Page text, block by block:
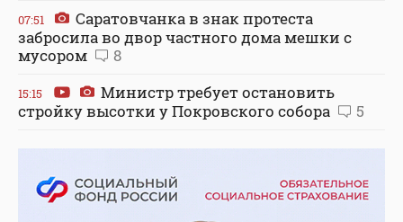
07:51
Саратовчанка в знак протеста
забросила во двор частного дома мешки с
мусором
8
15:15
Министр требует остановить
стройку высотки у Покровского собора
5